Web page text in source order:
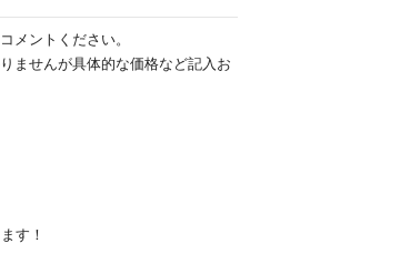
メントください。
ませんが具体的な価格など記入お
す！